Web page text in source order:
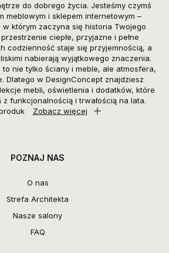
do dobrego życia. Jesteśmy czymś
meblowym i sklepem internetowym –
w którym zaczyna się historia Twojego
ciepłe, przyjazne i pełne
codzienność staje się przyjemnością, a
nabierają wyjątkowego znaczenia.
nie tylko ściany i meble, ale atmosfera,
Dlatego w DesignConcept znajdziesz
mebli, oświetlenia i dodatków, które
z funkcjonalnością i trwałością na lata.
Zobacz więcej
POZNAJ NAS
O nas
Strefa Architekta
Nasze salony
FAQ